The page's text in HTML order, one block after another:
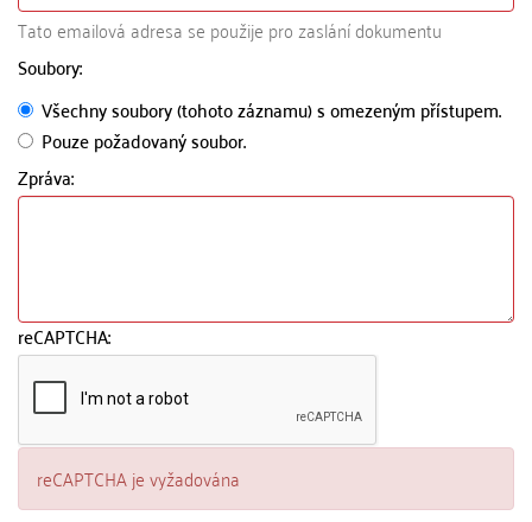
Tato emailová adresa se použije pro zaslání dokumentu
Soubory:
Všechny soubory (tohoto záznamu) s omezeným přístupem.
Pouze požadovaný soubor.
Zpráva:
reCAPTCHA:
reCAPTCHA je vyžadována